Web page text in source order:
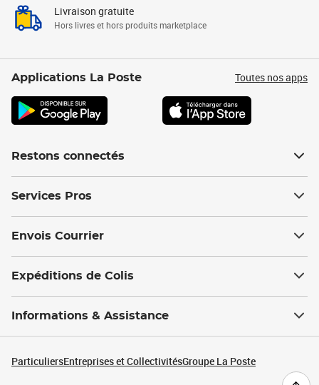
Livraison gratuite
Hors livres et hors produits marketplace
Applications La Poste Toutes nos apps
Restons connectés
Services Pros
Envois Courrier
Expéditions de Colis
Informations & Assistance
ParticuliersEntreprises et CollectivitésGroupe La Poste